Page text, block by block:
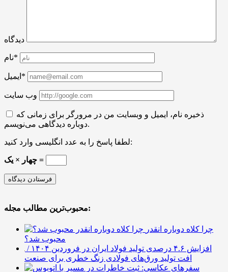
دیدگاه
نام*
ایمیل*
وب سایت
ذخیره نام، ایمیل و وبسایت من در مرورگر برای زمانی که
دوباره دیدگاهی می‌نویسم.
لطفا پاسخ را به عدد انگلیسی وارد کنید:
چهار × یک =
محبوب‌ترین مطالب مجله:
چرا کلاه دوباره انقدر
محبوب شد؟
افزایش ۴.۶ درصدی تولید فولاد ایران در فروردین ۱۴۰۴ /
افت تولید ورق‌های فولادی زنگ خطری برای صنعت